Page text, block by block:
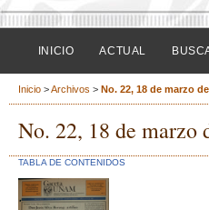
INICIO ACTUAL
Inicio >Archivos > No. 22, 18 de marzo
No. 22, 18 de marzo
TABLA DE CONTENIDOS